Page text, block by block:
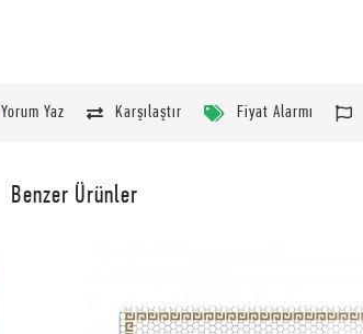
Yorum Yaz Karşılaştır Fiyat Alarmı
Benzer Ürünler